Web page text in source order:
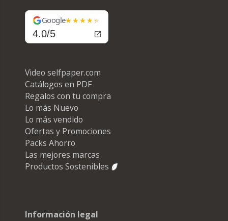
Google
4.0/5
Video selfpaper.com
Catálogos en PDF
Regalos con tu compra
Lo más Nuevo
Lo más vendido
Ofertas y Promociones
Packs Ahorro
Las mejores marcas
Productos Sostenibles
Información legal